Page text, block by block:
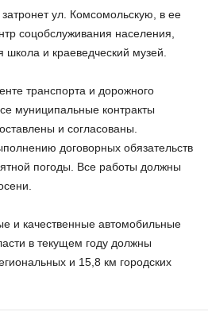
ул. Комсомольскую, в ее
соцобслуживания населения,
и краеведческий музей.
транспорта и дорожного
муниципальные контракты
и согласованы.
договорных обязательств
погоды. Все работы должны
и качественные автомобильные
в текущем году должны
и 15,8 км городских